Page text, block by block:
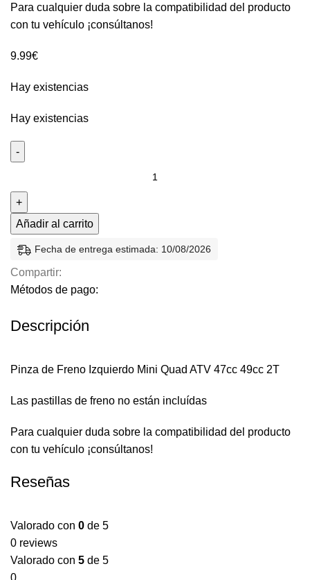
Para cualquier duda sobre la compatibilidad del producto
con tu vehículo ¡consúltanos!
9.99€
Hay existencias
Hay existencias
Añadir al carrito
Fecha de entrega estimada: 10/08/2026
Compartir:
Métodos de pago:
Descripción
Pinza de Freno Izquierdo Mini Quad ATV 47cc 49cc 2T
Las pastillas de freno no están incluídas
Para cualquier duda sobre la compatibilidad del producto
con tu vehículo ¡consúltanos!
Reseñas
Valorado con 0 de 5
0 reviews
Valorado con 5 de 5
0